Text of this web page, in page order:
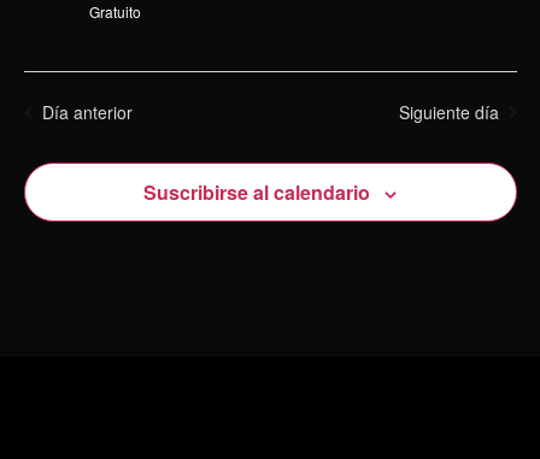
Gratuito
Día anterior Siguiente día
Suscribirse al calendario